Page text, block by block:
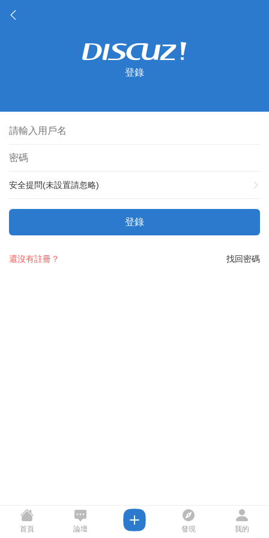
登錄
安全提問(未設置請忽略)
登錄
找回密碼
還沒有註冊？
首頁 論壇 發現 我的